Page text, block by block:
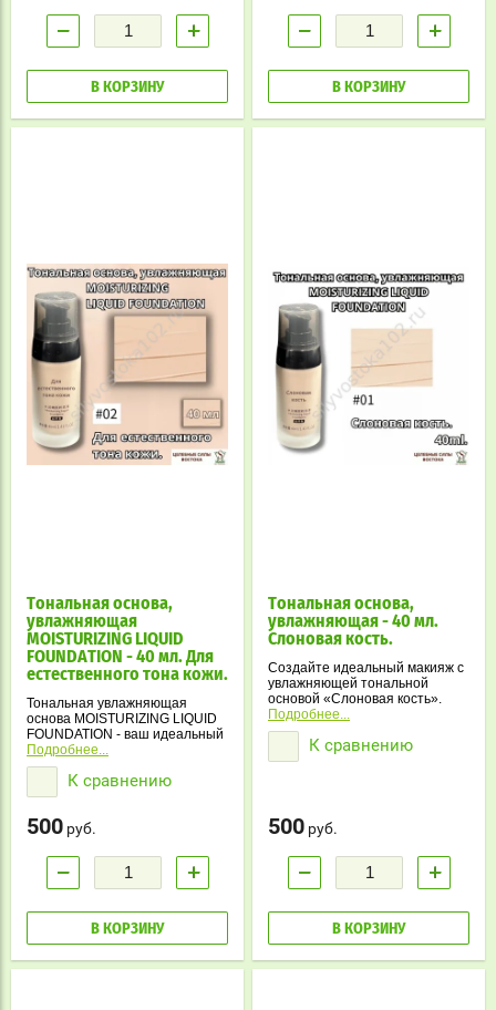
− +
В КОРЗИНУ
− +
В КОРЗИНУ
Тональная основа,
увлажняющая
MOISTURIZING LIQUID
FOUNDATION - 40 мл. Для
естественного тона кожи.
Тональная увлажняющая
основа MOISTURIZING LIQUID
FOUNDATION - ваш идеальный
спутник для создания
безупречного макияжа.
Стойкая, легкая текстура и
приятный запах, подходят для
Подробнее...
К сравнению
500 руб.
− +
В КОРЗИНУ
Тональная основа,
увлажняющая - 40 мл.
Слоновая кость.
Создайте идеальный макияж с
увлажняющей тональной
основой «Слоновая кость».
Легкая текстура, стойкое
покрытие и увлажняющий
эффект для любого типа кожи.
Подробнее...
К сравнению
500 руб.
− +
В КОРЗИНУ